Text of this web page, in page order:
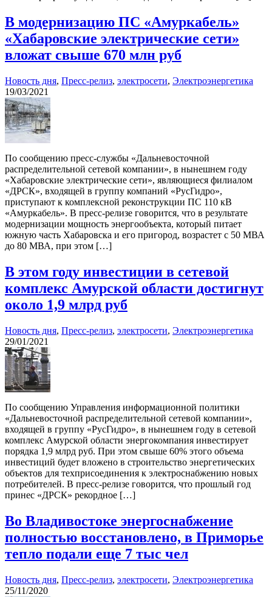
В модернизацию ПС «Амуркабель»
«Хабаровские электрические сети»
вложат свыше 670 млн руб
Новость дня, Пресс-релиз, электросети, Электроэнергетика
19/03/2021
По сообщению пресс-службы «Дальневосточной
распределительной сетевой компании», в нынешнем году
«Хабаровские электрические сети», являющиеся филиалом
«ДРСК», входящей в группу компаний «РусГидро»,
приступают к комплексной реконструкции ПС 110 кВ
«Амуркабель». В пресс-релизе говорится, что в результате
модернизации мощность энергообъекта, который питает
южную часть Хабаровска и его пригород, возрастет с 50 МВА
до 80 МВА, при этом […]
В этом году инвестиции в сетевой
комплекс Амурской области достигнут
около 1,9 млрд руб
Новость дня, Пресс-релиз, электросети, Электроэнергетика
29/01/2021
По сообщению Управления информационной политики
«Дальневосточной распределительной сетевой компании»,
входящей в группу «РусГидро», в нынешнем году в сетевой
комплекс Амурской области энергокомпания инвестирует
порядка 1,9 млрд руб. При этом свыше 60% этого объема
инвестиций будет вложено в строительство энергетических
объектов для техприсоединения к электроснабжению новых
потребителей. В пресс-релизе говорится, что прошлый год
принес «ДРСК» рекордное […]
Во Владивостоке энергоснабжение
полностью восстановлено, в Приморье
тепло подали еще 7 тыс чел
Новость дня, Пресс-релиз, электросети, Электроэнергетика
25/11/2020